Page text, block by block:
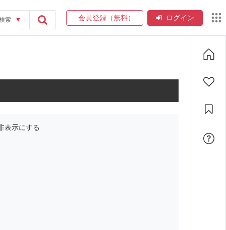
索 ▼ 会員登録（無料） ログイン
表示にする